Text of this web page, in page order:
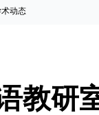
动态
教研